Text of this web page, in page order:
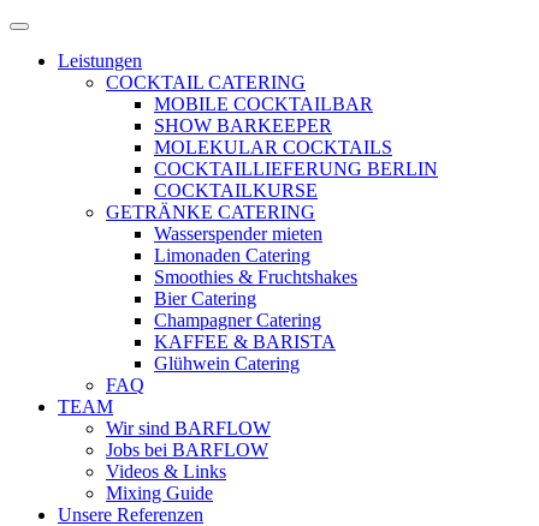
Zum
springen
Menü
öffnenLeistungen
COCKTAIL CATERING
MOBILE COCKTAILBAR
SHOW BARKEEPER
MOLEKULAR COCKTAILS
COCKTAILLIEFERUNG BERLIN
COCKTAILKURSE
GETRÄNKE CATERING
Wasserspender mieten
Limonaden Catering
Smoothies & Fruchtshakes
Bier Catering
Champagner Catering
KAFFEE & BARISTA
Glühwein Catering
FAQ
TEAM
Wir sind BARFLOW
Jobs bei BARFLOW
Videos & Links
Mixing Guide
Unsere Referenzen